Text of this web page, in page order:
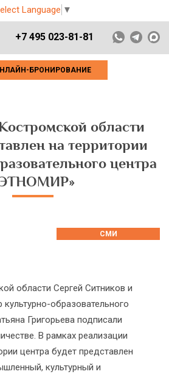
Language ▼
+7 495 023-81-81
БРОНИРОВАНИЕ
области
на территории
центра
СМИ
области Сергей Ситников и
образовательного
Григорьева подписали
В рамках реализации
центра будет представлен
культурный и